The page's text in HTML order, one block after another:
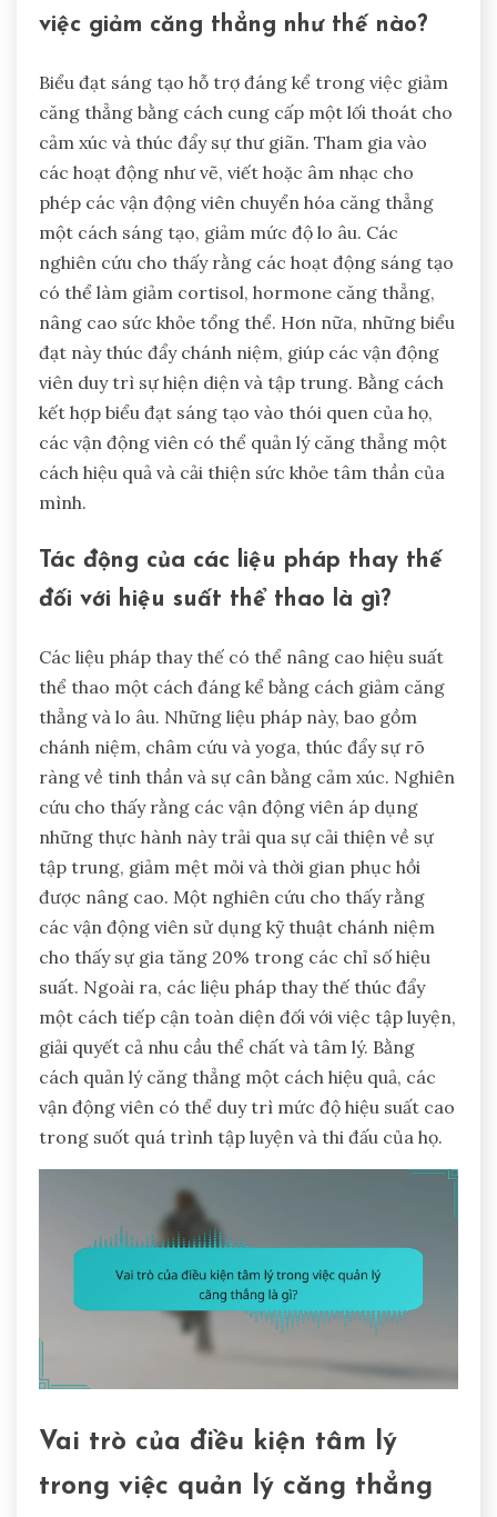
việc giảm căng thẳng như thế nào?
Biểu đạt sáng tạo hỗ trợ đáng kể trong việc giảm
căng thẳng bằng cách cung cấp một lối thoát cho
cảm xúc và thúc đẩy sự thư giãn. Tham gia vào
các hoạt động như vẽ, viết hoặc âm nhạc cho
phép các vận động viên chuyển hóa căng thẳng
một cách sáng tạo, giảm mức độ lo âu. Các
nghiên cứu cho thấy rằng các hoạt động sáng tạo
có thể làm giảm cortisol, hormone căng thẳng,
nâng cao sức khỏe tổng thể. Hơn nữa, những biểu
đạt này thúc đẩy chánh niệm, giúp các vận động
viên duy trì sự hiện diện và tập trung. Bằng cách
kết hợp biểu đạt sáng tạo vào thói quen của họ,
các vận động viên có thể quản lý căng thẳng một
cách hiệu quả và cải thiện sức khỏe tâm thần của
mình.
Tác động của các liệu pháp thay thế
đối với hiệu suất thể thao là gì?
Các liệu pháp thay thế có thể nâng cao hiệu suất
thể thao một cách đáng kể bằng cách giảm căng
thẳng và lo âu. Những liệu pháp này, bao gồm
chánh niệm, châm cứu và yoga, thúc đẩy sự rõ
ràng về tinh thần và sự cân bằng cảm xúc. Nghiên
cứu cho thấy rằng các vận động viên áp dụng
những thực hành này trải qua sự cải thiện về sự
tập trung, giảm mệt mỏi và thời gian phục hồi
được nâng cao. Một nghiên cứu cho thấy rằng
các vận động viên sử dụng kỹ thuật chánh niệm
cho thấy sự gia tăng 20% trong các chỉ số hiệu
suất. Ngoài ra, các liệu pháp thay thế thúc đẩy
một cách tiếp cận toàn diện đối với việc tập luyện,
giải quyết cả nhu cầu thể chất và tâm lý. Bằng
cách quản lý căng thẳng một cách hiệu quả, các
vận động viên có thể duy trì mức độ hiệu suất cao
trong suốt quá trình tập luyện và thi đấu của họ.
Vai trò của điều kiện tâm lý
trong việc quản lý căng thẳng